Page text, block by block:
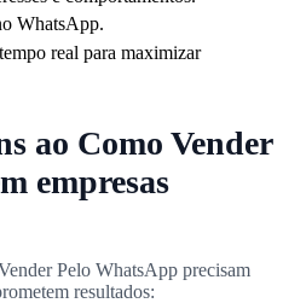
WhatsApp.
real para maximizar
ao Como Vender
empresas
Pelo WhatsApp precisam
resultados: